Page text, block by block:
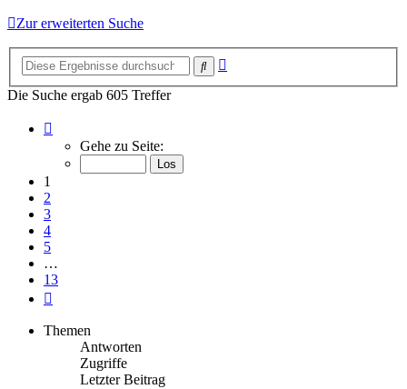
Zur erweiterten Suche
Suche
Die Suche ergab 605 Treffer
von
Gehe zu Seite:
1
2
3
4
5
…
13
Themen
Antworten
Zugriffe
Letzter Beitrag